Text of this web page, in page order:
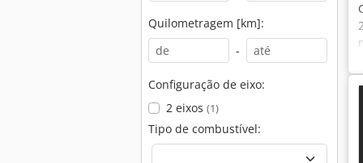
Quilometragem [km]:
-
Configuração de eixo:
2 eixos (1)
Tipo de combustível: